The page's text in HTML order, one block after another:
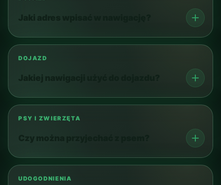
DOJAZD
PSY I ZWIERZĘTA
UDOGODNIENIA